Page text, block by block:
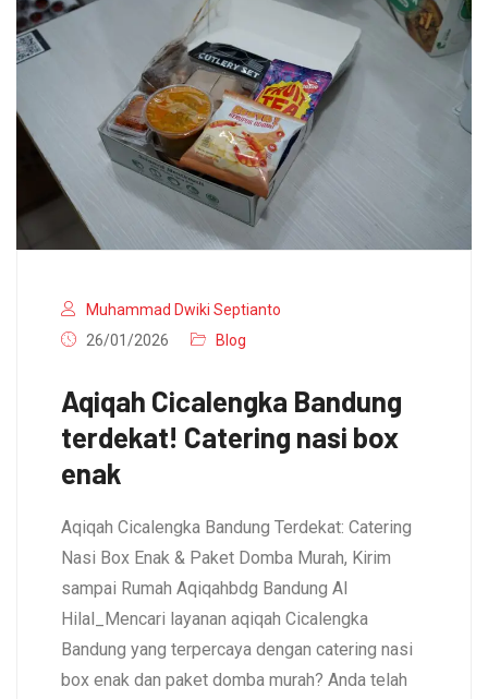
Muhammad Dwiki Septianto
26/01/2026
Blog
Aqiqah Cicalengka Bandung
terdekat! Catering nasi box
enak
Aqiqah Cicalengka Bandung Terdekat: Catering
Nasi Box Enak & Paket Domba Murah, Kirim
sampai Rumah Aqiqahbdg Bandung Al
Hilal_Mencari layanan aqiqah Cicalengka
Bandung yang terpercaya dengan catering nasi
box enak dan paket domba murah? Anda telah